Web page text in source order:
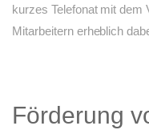
kurzes Telefonat mit dem
Mitarbeitern erheblich
Förderung